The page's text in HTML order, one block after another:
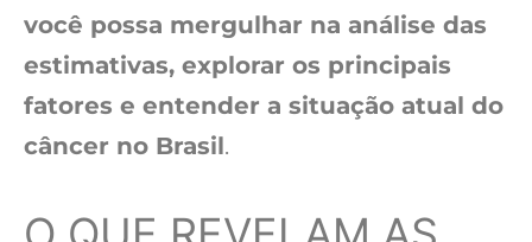
você possa mergulhar na análise das
estimativas, explorar os principais
fatores e entender a situação atual do
câncer no Brasil.